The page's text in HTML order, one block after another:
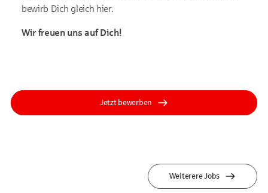
bewirb Dich gleich hier.
Wir freuen uns auf Dich!
Jetzt bewerben
Weiterere Jobs